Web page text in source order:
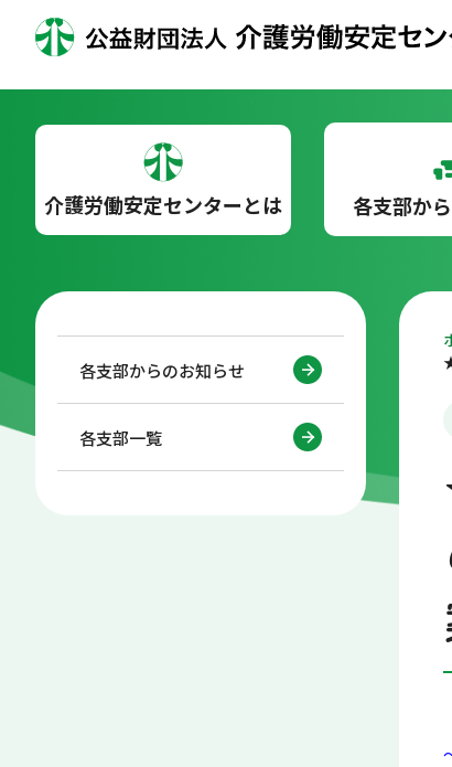
介護労働安定センターとは 各支部か
各支部からのお知らせ
各支部一覧